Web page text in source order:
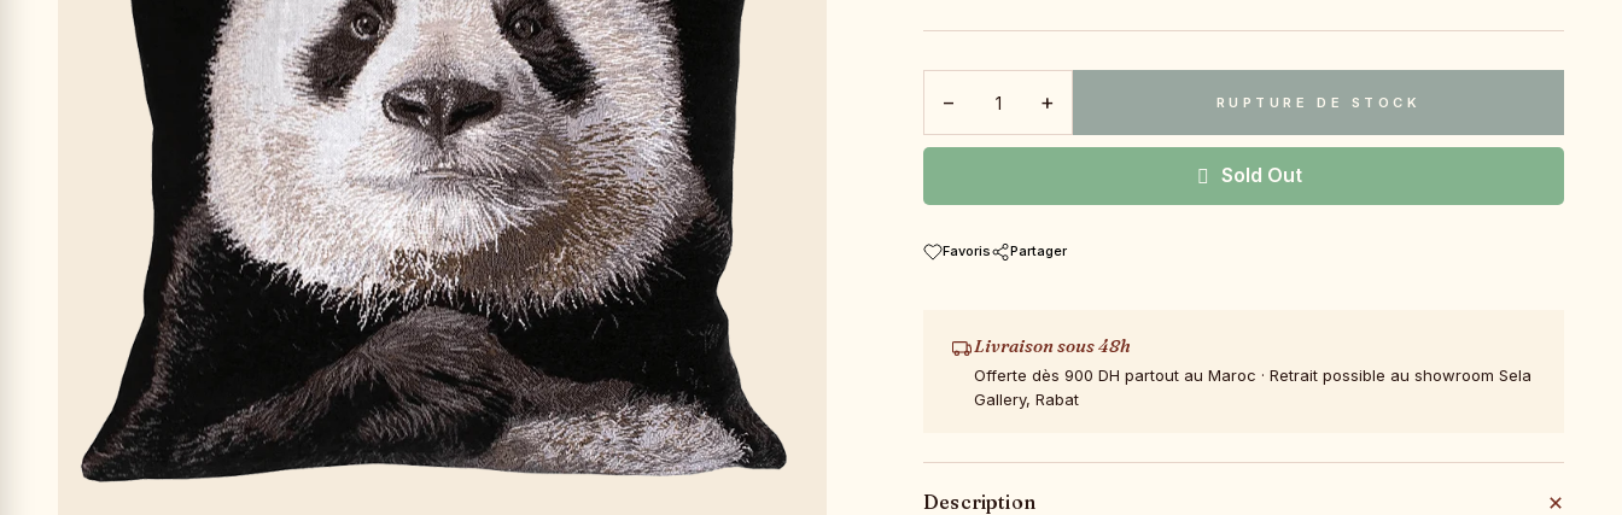
− + RUPTURE DE STOCK
Sold Out
Favoris Partager
Livraison sous 48h
Offerte dès 900 DH partout au Maroc · Retrait possible au showroom Sela
Gallery, Rabat
Description